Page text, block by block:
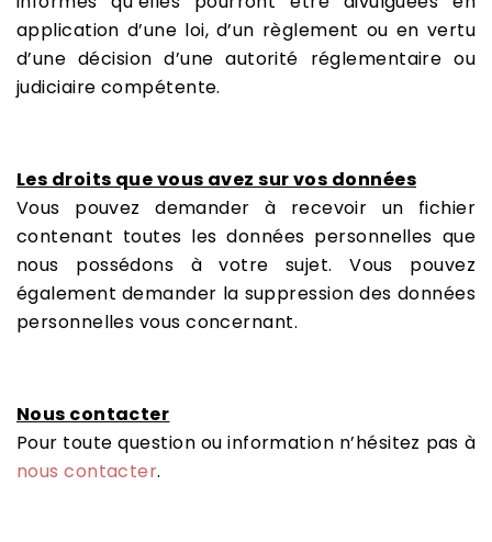
application d’une loi, d’un règlement ou en vertu
d’une décision d’une autorité réglementaire ou
judiciaire compétente.
Les droits que vous avez sur vos données
Vous pouvez demander à recevoir un fichier
contenant toutes les données personnelles que
nous possédons à votre sujet. Vous pouvez
également demander la suppression des données
personnelles vous concernant.
Nous contacter
Pour toute question ou information n’hésitez pas à
nous contacter.